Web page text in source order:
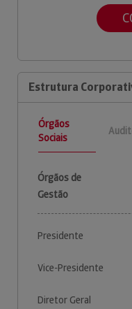
Estrutura
Órgãos
Sociais
Órgãos de
Gestão
Presidente
Vice-Presidente
Diretor Geral